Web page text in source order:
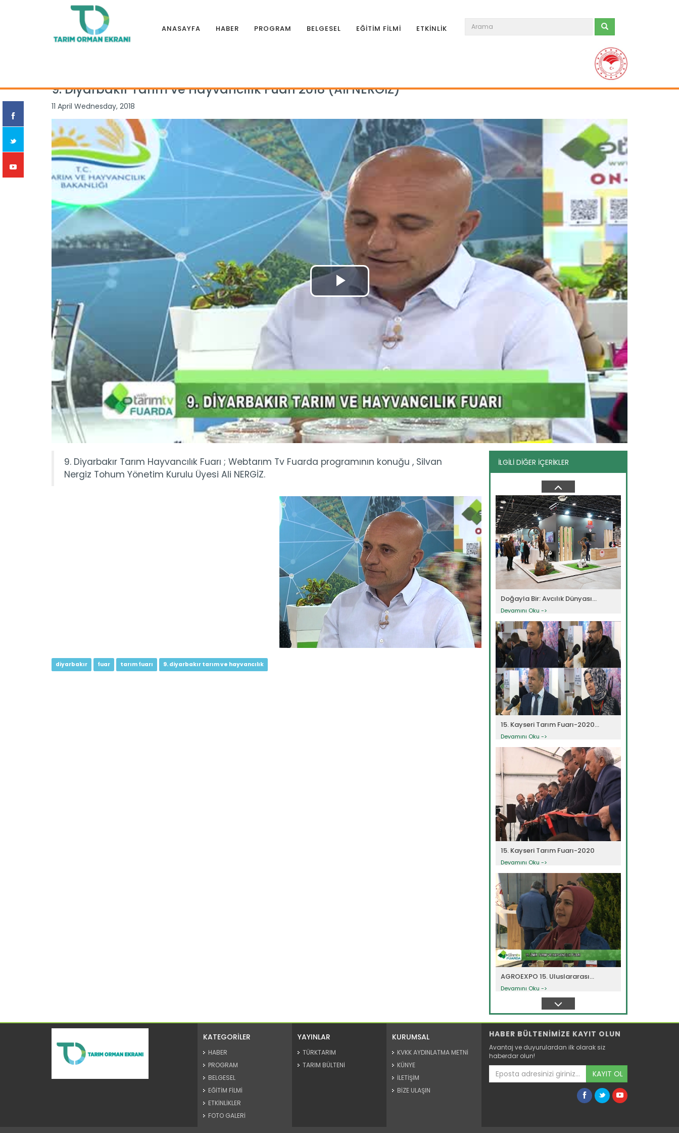
ANASAYFA HABER PROGRAM BELGESEL EĞİTİM FİLMİ ETKİNLİK
9. Diyarbakır Tarım ve Hayvancılık Fuarı 2018 (Ali NERGİZ)
11 April Wednesday, 2018
9. Diyarbakır Tarım Hayvancılık Fuarı ; Webtarım Tv Fuarda programının konuğu , Silvan
Nergiz Tohum Yönetim Kurulu Üyesi Ali NERGİZ.
diyarbakır fuar tarım fuarı 9. diyarbakır tarım ve hayvancılık
İLGİLİ DİĞER İÇERİKLER
AGROEXPO 15. Uluslararası...
Devamını Oku ->
AGROEXPO 15. Uluslararası...
Devamını Oku ->
AGROEXPO 15. Uluslararası...
Doğayla Bir: Avcılık Dünyası...
Devamını Oku ->
15. Kayseri Tarım Fuarı-2020...
Devamını Oku ->
15. Kayseri Tarım Fuarı-2020
Devamını Oku ->
AGROEXPO 15. Uluslararası...
Devamını Oku ->
AGROEXPO 15. Uluslararası...
KATEGORİLER
HABER
PROGRAM
BELGESEL
EĞİTİM FİLMİ
ETKİNLİKLER
FOTO GALERİ
YAYINLAR
TÜRKTARIM
TARIM BÜLTENİ
KURUMSAL
KVKK AYDINLATMA METNİ
KÜNYE
İLETİŞİM
BİZE ULAŞIN
HABER BÜLTENİMİZE KAYIT OLUN
Avantaj ve duyurulardan ilk olarak siz
haberdar olun!
KAYIT OL